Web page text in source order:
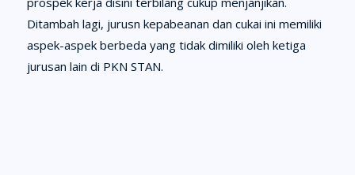
Ditambah lagi, jurusn kepabeanan dan cukai ini memiliki
aspek-aspek berbeda yang tidak dimiliki oleh ketiga
jurusan lain di PKN STAN.